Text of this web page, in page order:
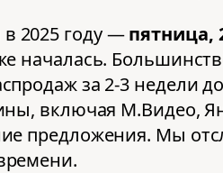
2025 году —пятница,
началась.
за 2-3 недели
включая М.Видео,
предложения. Мы